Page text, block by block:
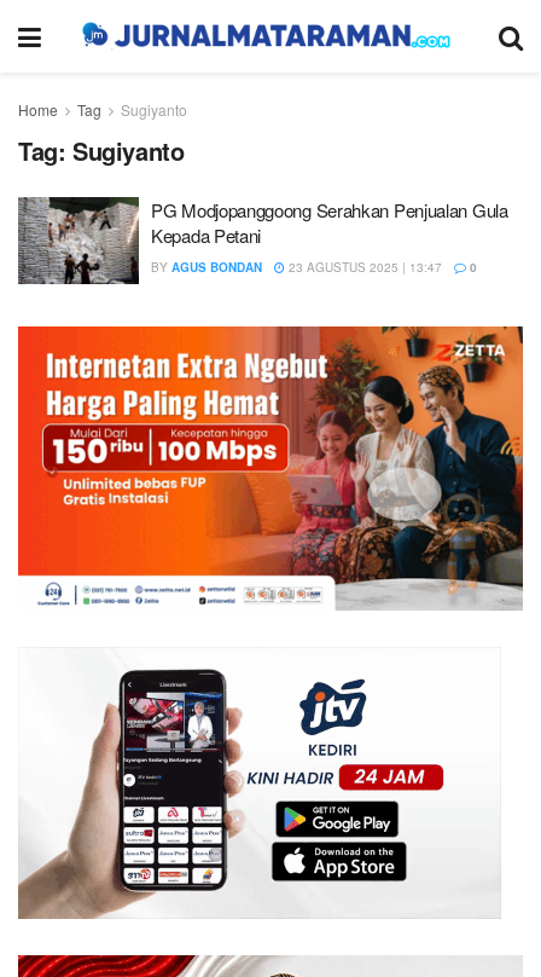
Home Tag Sugiyanto
Tag: Sugiyanto
PG Modjopanggoong Serahkan Penjualan Gula
Kepada Petani
BY AGUS BONDAN 23 AGUSTUS 2025 | 13:47 0